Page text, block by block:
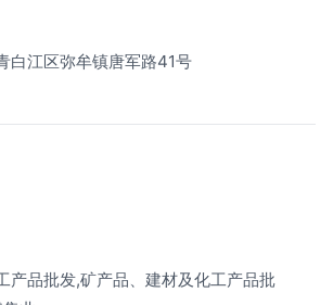
白江区弥牟镇唐军路41号
产品批发,矿产品、建材及化工产品批